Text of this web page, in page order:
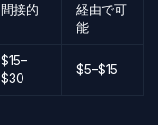
間接的
経由で可
能
$15–
$30
$5–$15